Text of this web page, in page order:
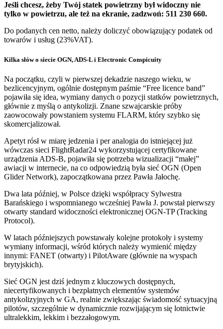
Jeśli chcesz, żeby Twój statek powietrzny był widoczny nie
tylko w powietrzu, ale też na ekranie, zadzwoń: 511 230 660.
Do podanych cen netto, należy doliczyć obowiązujący podatek od
towarów i usług (23%VAT).
Kilka słów o siecie OGN, ADS-L i Electronic Conspicuity
Na początku, czyli w pierwszej dekadzie naszego wieku, w
bezlicencyjnym, ogólnie dostępnym paśmie “Free licence band”
pojawiła się idea, wymiany danych o pozycji statków powietrznych,
głównie z myślą o antykolizji. Znane szwajcarskie próby
zaowocowały powstaniem systemu FLARM, który szybko się
skomercjalizował.
Apetyt rósł w miarę jedzenia i per analogia do istniejącej już
wówczas sieci FlightRadar24 wykorzystującej certyfikowane
urządzenia ADS-B, pojawiła się potrzeba wizualizacji “małej”
awiacji w internecie, na co odpowiedzią była sieć OGN (Open
Glider Network), zapoczątkowana przez Pawła Jałochę.
Dwa lata później, w Polsce dzięki współpracy Sylwestra
Barańskiego i wspomnianego wcześniej Pawła J. powstał pierwszy
otwarty standard widoczności elektronicznej OGN-TP (Tracking
Protocol).
W latach późniejszych powstawały kolejne protokoły i systemy
wymiany informacji, wśród których należy wymienić między
innymi: FANET (otwarty) i PilotAware (głównie na wyspach
brytyjskich).
Sieć OGN jest dziś jednym z kluczowych dostępnych,
niecertyfikowanych i bezpłatnych elementów systemów
antykolizyjnych w GA, realnie zwiększając świadomość sytuacyjną
pilotów, szczególnie w dynamicznie rozwijającym się lotnictwie
ultralekkim, lekkim i bezzałogowym.